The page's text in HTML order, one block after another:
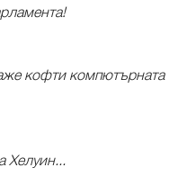
кофти компютърната
Хелуин...